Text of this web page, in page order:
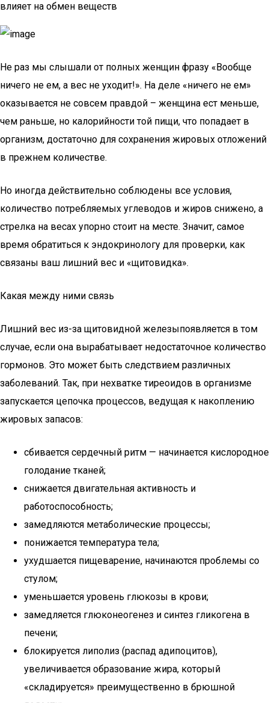
влияет на обмен веществ
Не раз мы слышали от полных женщин фразу «Вообще
ничего не ем, а вес не уходит!». На деле «ничего не ем»
оказывается не совсем правдой – женщина ест меньше,
чем раньше, но калорийности той пищи, что попадает в
организм, достаточно для сохранения жировых отложений
в прежнем количестве.
Но иногда действительно соблюдены все условия,
количество потребляемых углеводов и жиров снижено, а
стрелка на весах упорно стоит на месте. Значит, самое
время обратиться к эндокринологу для проверки, как
связаны ваш лишний вес и «щитовидка».
Какая между ними связь
Лишний вес из-за щитовидной железыпоявляется в том
случае, если она вырабатывает недостаточное количество
гормонов. Это может быть следствием различных
заболеваний. Так, при нехватке тиреоидов в организме
запускается цепочка процессов, ведущая к накоплению
жировых запасов:
сбивается сердечный ритм — начинается кислородное
голодание тканей;
снижается двигательная активность и
работоспособность;
замедляются метаболические процессы;
понижается температура тела;
ухудшается пищеварение, начинаются проблемы со
стулом;
уменьшается уровень глюкозы в крови;
замедляется глюконеогенез и синтез гликогена в
печени;
блокируется липолиз (распад адипоцитов),
увеличивается образование жира, который
«складируется» преимущественно в брюшной